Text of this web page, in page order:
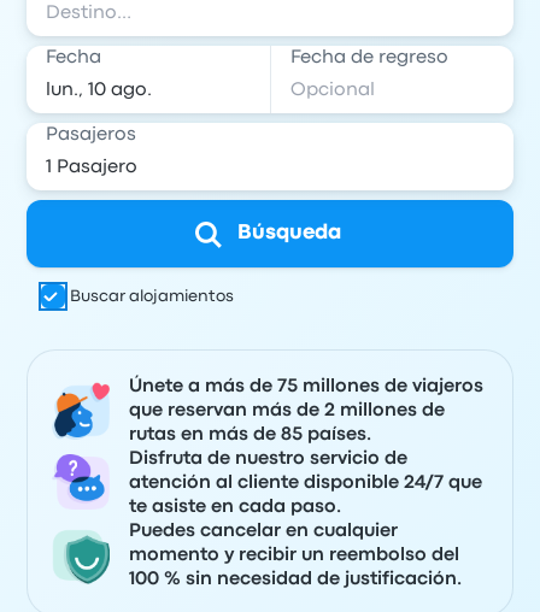
Fecha Fecha de regreso
Pasajeros
Búsqueda
Buscar alojamientos
Únete a más de 75 millones de viajeros
que reservan más de 2 millones de
rutas en más de 85 países.
Disfruta de nuestro servicio de
atención al cliente disponible 24/7 que
te asiste en cada paso.
Puedes cancelar en cualquier
momento y recibir un reembolso del
100 % sin necesidad de justificación.